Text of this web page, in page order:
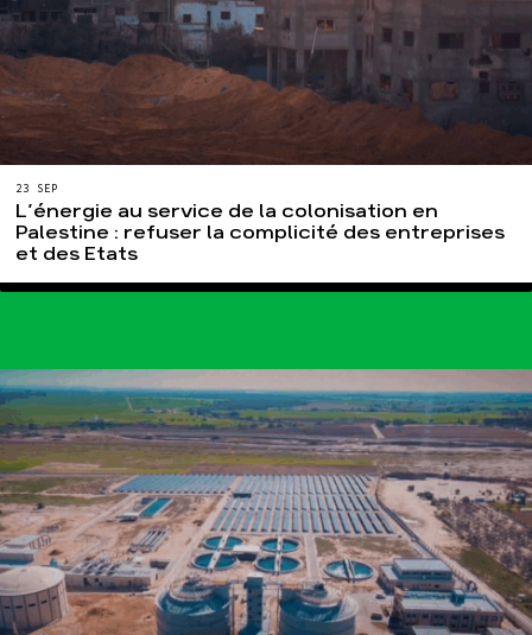
23 SEP
L’énergie au service de la colonisation en
Palestine : refuser la complicité des entreprises
et des Etats